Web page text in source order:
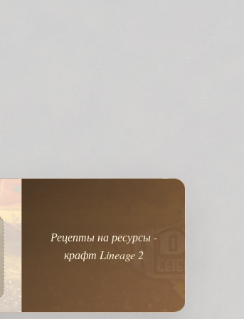
Рецепты на ресурсы -
крафт Lineage 2